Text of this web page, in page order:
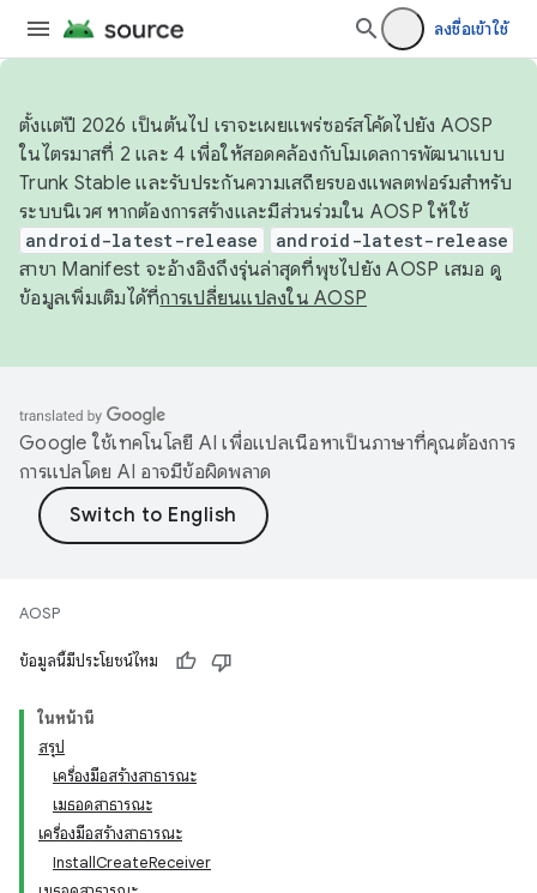
ลงชื่อเข้าใช้
ตั้งแต่ปี 2026 เป็นต้นไป เราจะเผยแพร่ซอร์สโค้ดไปยัง AOSP
ในไตรมาสที่ 2 และ 4 เพื่อให้สอดคล้องกับโมเดลการพัฒนาแบบ
Trunk Stable และรับประกันความเสถียรของแพลตฟอร์มสำหรับ
ระบบนิเวศ หากต้องการสร้างและมีส่วนร่วมใน AOSP ให้ใช้
android-latest-release android-latest-release
สาขา Manifest จะอ้างอิงถึงรุ่นล่าสุดที่พุชไปยัง AOSP เสมอ ดู
ข้อมูลเพิ่มเติมได้ที่การเปลี่ยนแปลงใน AOSP
Google ใช้เทคโนโลยี AI เพื่อแปลเนื้อหาเป็นภาษาที่คุณต้องการ
การแปลโดย AI อาจมีข้อผิดพลาด
AOSP
ข้อมูลนี้มีประโยชน์ไหม
ในหน้านี้
สรุป
เครื่องมือสร้างสาธารณะ
เมธอดสาธารณะ
เครื่องมือสร้างสาธารณะ
InstallCreateReceiver